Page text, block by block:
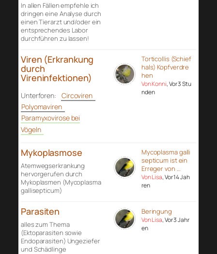
In allen Fällen empfehle ich
dringen eine Analyse durch
einen Tierarzt und/oder ein
entsprechendes Labor
durchführen zu lassen!
Viren (Erkrankung
durch
Vireninfektionen)
Unterforen:
Circoviren
Polyomaviren
Paramyxovirose bei
Vögeln
Torticollis (Schief
hals) Kopfverdre
hen
Von Konni, Vor 3 Stu
nden
Mykoplasmose
Atemwegserkrankung
hervorgerufen durch
Mykoplasmen (Mycoplasma
gallisepticum)
Mycoplasma galli
septicum ist ein
Erreger von …
Von Lisa, Vor 14 Jah
ren
Parasiten
alles zum Thema
(Ektoparasiten sowie
Endoparasiten) Ungeziefer
und Schädlinge
Beringung
Von Lisa, Vor 3 Jahr
en